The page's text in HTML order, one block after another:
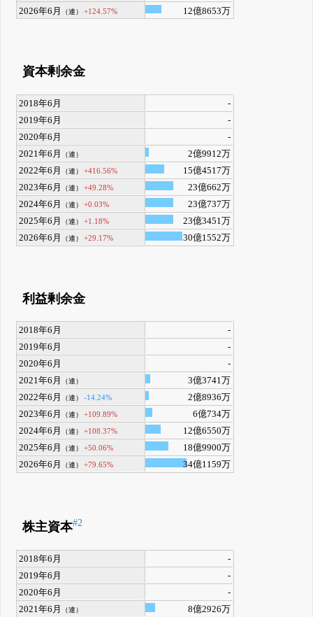
2026年6月
（連） +124.57% 12億8653万
資本剰余金
2018年6月
-
2019年6月
-
2020年6月
-
2021年6月
（連）
2億9912万
2022年6月
（連） +416.56%
15億4517万
2023年6月
（連） +49.28%
23億662万
2024年6月
（連） +0.03%
23億737万
2025年6月
（連） +1.18%
23億3451万
2026年6月
（連） +29.17% 30億1552万
利益剰余金
2018年6月
-
2019年6月
-
2020年6月
-
2021年6月
（連）
3億3741万
2022年6月
（連） -14.24%
2億8936万
2023年6月
（連） +109.89%
6億734万
2024年6月
（連） +108.37%
12億6550万
2025年6月
（連） +50.06%
18億9900万
2026年6月
（連） +79.65% 34億1159万
株主資本#2
2018年6月
-
2019年6月
-
2020年6月
-
2021年6月
（連）
8億2926万